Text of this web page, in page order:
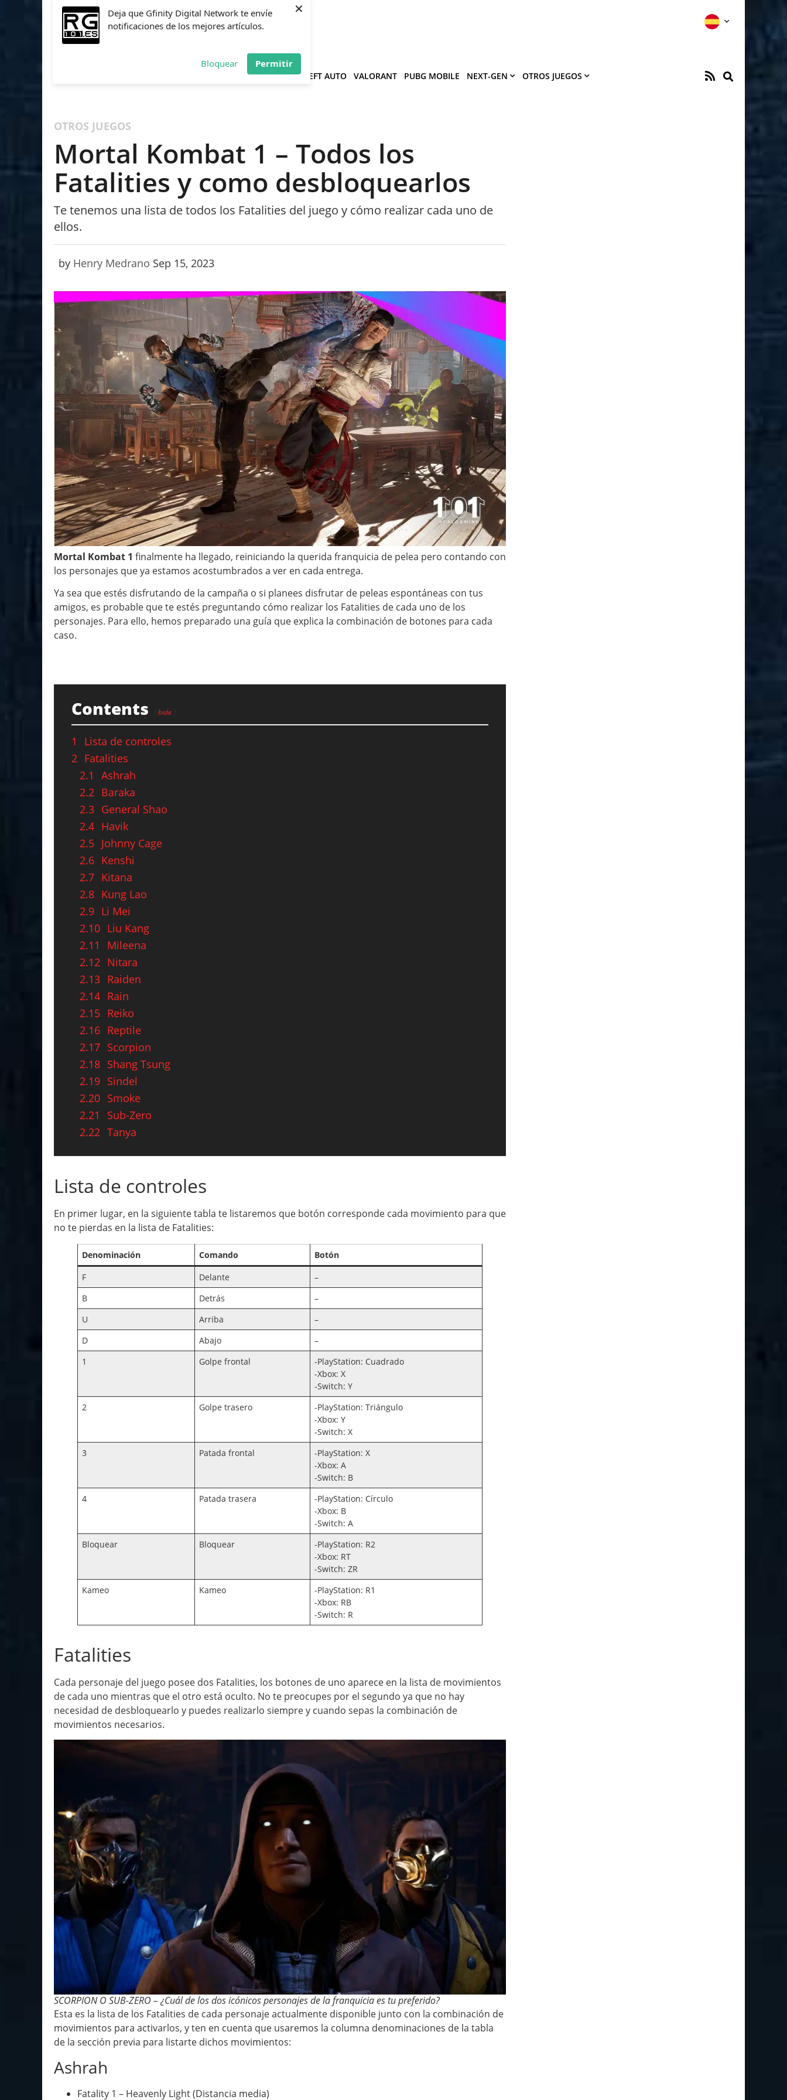
Deja que Gfinity Digital Network te envíe
notificaciones de los mejores artículos.
Bloquear Permitir
×
PES GRAND THEFT AUTO VALORANT PUBG MOBILE NEXT-GEN OTROS JUEGOS
OTROS JUEGOS
Mortal Kombat 1 – Todos los
Fatalities y como desbloquearlos
Te tenemos una lista de todos los Fatalities del juego y cómo realizar cada uno de
ellos.
by Henry Medrano Sep 15, 2023
Mortal Kombat 1 finalmente ha llegado, reiniciando la querida franquicia de pelea pero contando con
los personajes que ya estamos acostumbrados a ver en cada entrega.
Ya sea que estés disfrutando de la campaña o si planees disfrutar de peleas espontáneas con tus
amigos, es probable que te estés preguntando cómo realizar los Fatalities de cada uno de los
personajes. Para ello, hemos preparado una guía que explica la combinación de botones para cada
caso.
Contents hide
1
Lista de controles
2 Fatalities
2.1
Ashrah
2.2 Baraka
2.3 General Shao
2.4 Havik
2.5 Johnny Cage
2.6 Kenshi
2.7 Kitana
2.8 Kung Lao
2.9 Li Mei
2.10 Liu Kang
2.11
Mileena
2.12 Nitara
2.13 Raiden
2.14 Rain
2.15 Reiko
2.16 Reptile
2.17 Scorpion
2.18 Shang Tsung
2.19 Sindel
2.20 Smoke
2.21
Sub-Zero
2.22 Tanya
Lista de controles
En primer lugar, en la siguiente tabla te listaremos que botón corresponde cada movimiento para que
no te pierdas en la lista de Fatalities:
Denominación Comando
Botón
F
Delante
–
B
Detrás
–
U
Arriba
–
D
Abajo
–
1
Golpe frontal
-PlayStation: Cuadrado
-Xbox: X
-Switch: Y
2
Golpe trasero
-PlayStation: Triángulo
-Xbox: Y
-Switch: X
3
Patada frontal
-PlayStation: X
-Xbox: A
-Switch: B
4
Patada trasera
-PlayStation: Círculo
-Xbox: B
-Switch: A
Bloquear
Bloquear
-PlayStation: R2
-Xbox: RT
-Switch: ZR
Kameo
Kameo
-PlayStation: R1
-Xbox: RB
-Switch: R
Fatalities
Cada personaje del juego posee dos Fatalities, los botones de uno aparece en la lista de movimientos
de cada uno mientras que el otro está oculto. No te preocupes por el segundo ya que no hay
necesidad de desbloquearlo y puedes realizarlo siempre y cuando sepas la combinación de
movimientos necesarios.
SCORPION O SUB-ZERO – ¿Cuál de los dos icónicos personajes de la franquicia es tu preferido?
Esta es la lista de los Fatalities de cada personaje actualmente disponible junto con la combinación de
movimientos para activarlos, y ten en cuenta que usaremos la columna denominaciones de la tabla
de la sección previa para listarte dichos movimientos:
Ashrah
Fatality 1 – Heavenly Light (Distancia media)